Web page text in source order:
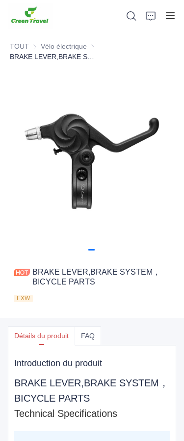
TOUT Vélo électrique Vélo électrique
BRAKE LEVER,BRAKE SYSTEM，
BICYCLE PARTS
EXW
Détails du produit FAQ
Introduction du produit
BRAKE LEVER,BRAKE SYSTEM，
BICYCLE PARTS
Technical Specifications
À propos de nous
Actualités et cas de coopération
Bases et processus de fabrication